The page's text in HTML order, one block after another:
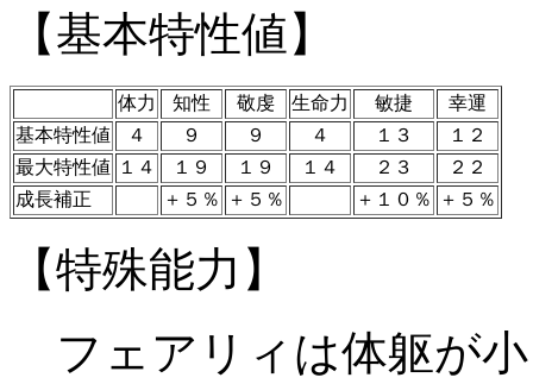
【基本特性値】
体力 知性 敬虔 生命力 敏捷
幸運
基本特性値
４ ９ ９ ４ １３
１２
最大特性値
１４ １９ １９ １４ ２３
２２
成長補正
＋５％ ＋５％ ＋１０％ ＋５％
【特殊能力】
フェアリィは体躯が